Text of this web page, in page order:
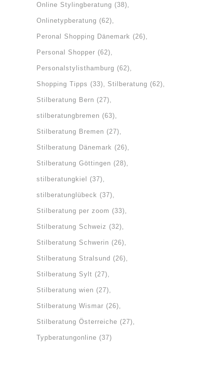
Online Stylingberatung (38)
Onlinetypberatung (62)
Peronal Shopping Dänemark (26)
Personal Shopper (62)
Personalstylisthamburg (62)
Shopping Tipps (33) Stilberatung (62)
Stilberatung Bern (27)
stilberatungbremen (63)
Stilberatung Bremen (27)
Stilberatung Dänemark (26)
Stilberatung Göttingen (28)
stilberatungkiel (37)
stilberatunglübeck (37)
Stilberatung per zoom (33)
Stilberatung Schweiz (32)
Stilberatung Schwerin (26)
Stilberatung Stralsund (26)
Stilberatung Sylt (27)
Stilberatung wien (27)
Stilberatung Wismar (26)
Stilberatung Österreiche (27)
Typberatungonline (37)